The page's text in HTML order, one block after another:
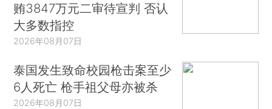
贿3847万元二审待宣判 否认
大多数指控
2026年08月07日
泰国发生致命校园枪击案至少
6人死亡 枪手祖父母亦被杀
2026年08月07日